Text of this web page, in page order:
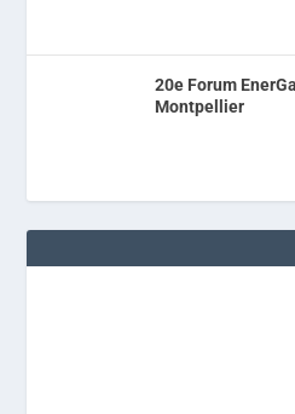
20e Forum
Montpellier